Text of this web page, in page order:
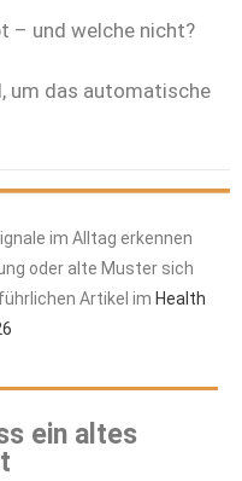
– und welche nicht?
um das automatische
im Alltag erkennen
oder alte Muster sich
Artikel im Health
ein altes